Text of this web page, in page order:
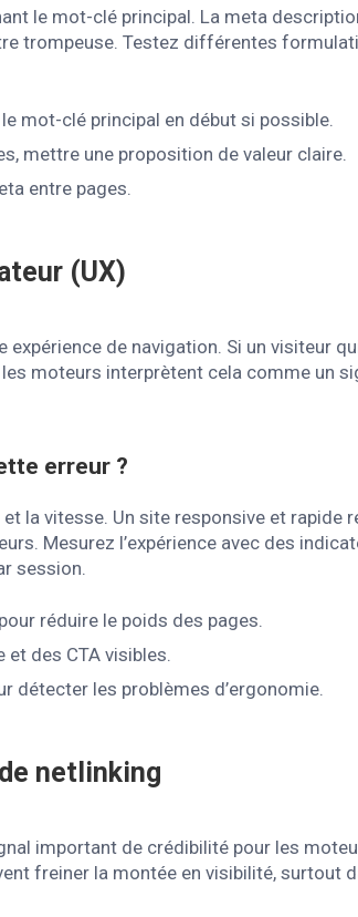
le mot-clé principal. La meta
trompeuse. Testez différentes
mot-clé principal en début si possible.
mettre une proposition de valeur claire.
entre pages.
(UX)
expérience de navigation. Si un visiteur
moteurs interprètent cela comme un
erreur ?
la vitesse. Un site responsive et rapide
Mesurez l’expérience avec des
session.
réduire le poids des pages.
des CTA visibles.
détecter les problèmes d’ergonomie.
netlinking
important de crédibilité pour les
freiner la montée en visibilité, surtout